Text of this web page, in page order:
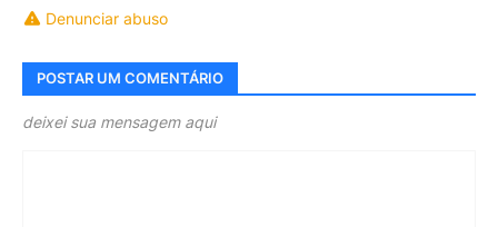
Denunciar abuso
POSTAR UM COMENTÁRIO
deixei sua mensagem aqui